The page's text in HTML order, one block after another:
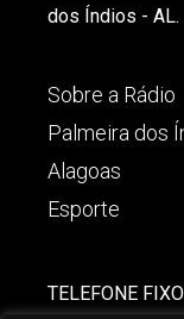
dos Índios - AL.
Sobre a Rádio
Palmeira dos
Alagoas
Esporte
TELEFONE